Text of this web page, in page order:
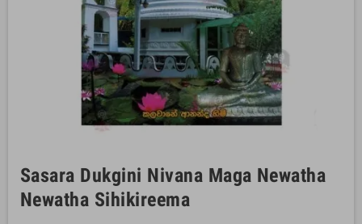
Sasara Dukgini Nivana Maga Newatha
Newatha Sihikireema